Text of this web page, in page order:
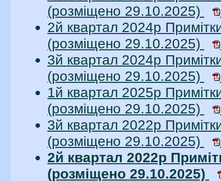
(розміщено 29.10.2025)
2й квартал 2024р
(розміщено 29.10.2025)
3й квартал 2024р
(розміщено 29.10.2025)
1й квартал 2025р
(розміщено 29.10.2025)
3й квартал 2022р
(розміщено 29.10.2025)
2й квартал 2022р
(розміщено 29.10.2025)